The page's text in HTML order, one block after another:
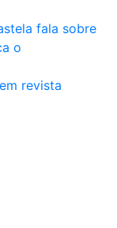
fala sobre
o
revista